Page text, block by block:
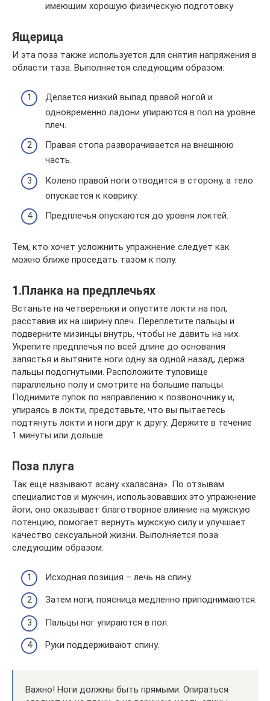
имеющим хорошую физическую подготовку
Ящерица
И эта поза также используется для снятия напряжения в
области таза. Выполняется следующим образом:
Делается низкий выпад правой ногой и
одновременно ладони упираются в пол на уровне
плеч.
Правая стопа разворачивается на внешнюю
часть.
Колено правой ноги отводится в сторону, а тело
опускается к коврику.
Предплечья опускаются до уровня локтей.
Тем, кто хочет усложнить упражнение следует как
можно ближе проседать тазом к полу.
1.Планка на предплечьях
Встаньте на четвереньки и опустите локти на пол,
расставив их на ширину плеч. Переплетите пальцы и
подверните мизинцы внутрь, чтобы не давить на них.
Укрепите предплечья по всей длине до основания
запястья и вытяните ноги одну за одной назад, держа
пальцы подогнутыми. Расположите туловище
параллельно полу и смотрите на большие пальцы.
Поднимите пупок по направлению к позвоночнику и,
упираясь в локти, представьте, что вы пытаетесь
подтянуть локти и ноги друг к другу. Держите в течение
1 минуты или дольше.
Поза плуга
Так еще называют асану «халасана». По отзывам
специалистов и мужчин, использовавших это упражнение
йоги, оно оказывает благотворное влияние на мужскую
потенцию, помогает вернуть мужскую силу и улучшает
качество сексуальной жизни. Выполняется поза
следующим образом:
Исходная позиция – лечь на спину.
Затем ноги, поясница медленно приподнимаются.
Пальцы ног упираются в пол.
Руки поддерживают спину.
Важно! Ноги должны быть прямыми. Опираться